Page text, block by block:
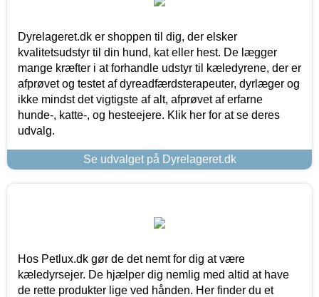
Dyrelageret.dk er shoppen til dig, der elsker
kvalitetsudstyr til din hund, kat eller hest. De lægger
mange kræfter i at forhandle udstyr til kæledyrene, der er
afprøvet og testet af dyreadfærdsterapeuter, dyrlæger og
ikke mindst det vigtigste af alt, afprøvet af erfarne
hunde-, katte-, og hesteejere. Klik her for at se deres
udvalg.
Se udvalget på Dyrelageret.dk
Hos Petlux.dk gør de det nemt for dig at være
kæledyrsejer. De hjælper dig nemlig med altid at have
de rette produkter lige ved hånden. Her finder du et